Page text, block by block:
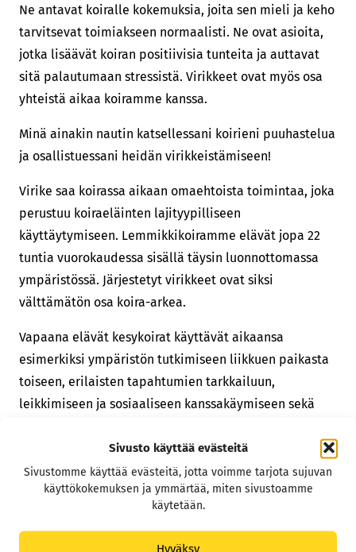
Sivusto käyttää evästeitä
Sivustomme käyttää evästeitä, jotta voimme tarjota sujuvan
käyttökokemuksen ja ymmärtää, miten sivustoamme
käytetään.
Hyväksy
Ne antavat koiralle kokemuksia, joita sen mieli ja keho
tarvitsevat toimiakseen normaalisti. Ne ovat asioita,
jotka lisäävät koiran positiivisia tunteita ja auttavat
sitä palautumaan stressistä. Virikkeet ovat myös osa
yhteistä aikaa koiramme kanssa.
Minä ainakin nautin katsellessani koirieni puuhastelua
ja osallistuessani heidän virikkeistämiseen!
Virike saa koirassa aikaan omaehtoista toimintaa, joka
perustuu koiraeläinten lajityypilliseen
käyttäytymiseen. Lemmikkikoiramme elävät jopa 22
tuntia vuorokaudessa sisällä täysin luonnottomassa
ympäristössä. Järjestetyt virikkeet ovat siksi
välttämätön osa koira-arkea.
Vapaana elävät kesykoirat käyttävät aikaansa
esimerkiksi ympäristön tutkimiseen liikkuen paikasta
toiseen, erilaisten tapahtumien tarkkailuun,
leikkimiseen ja sosiaaliseen kanssakäymiseen sekä
etsimiseen ja ruuan työstämiseen käytetään aikaa
jopa 25% hereilläoloajasta ja ruuan pureskeluun 26
min päivässä.
Virike on myös vaihtelua. Itse ajattelen, että virike